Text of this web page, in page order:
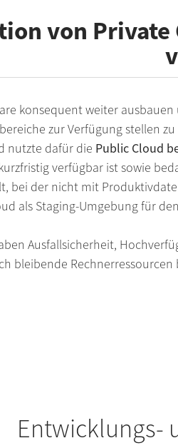
von Private
konsequent weiter
zur Verfügung stellen
nutzte dafür die Public Cloud
verfügbar ist sowie
bei der nicht mit
als Staging-Umgebung für
Ausfallsicherheit,
bleibende Rechnerressourcen
Entwicklungs-